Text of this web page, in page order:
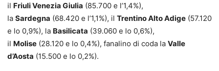
il Friuli Venezia Giulia (85.700 e l’1,4%),
la Sardegna (68.420 e l’1,1%), il Trentino Alto Adige (57.120
e lo 0,9%), la Basilicata (39.060 e lo 0,6%),
il Molise (28.120 e lo 0,4%), fanalino di coda la Valle
d’Aosta (15.500 e lo 0,2%).